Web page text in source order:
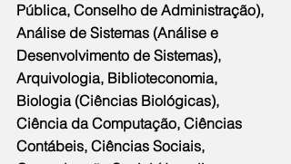
Pública, Conselho de Administração),
Análise de Sistemas (Análise e
Desenvolvimento de Sistemas),
Arquivologia, Biblioteconomia,
Biologia (Ciências Biológicas),
Ciência da Computação, Ciências
Contábeis, Ciências Sociais,